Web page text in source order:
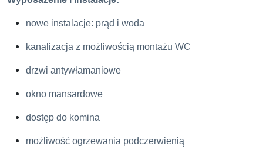
nowe instalacje: prąd i woda
kanalizacja z możliwością montażu WC
drzwi antywłamaniowe
okno mansardowe
dostęp do komina
możliwość ogrzewania podczerwienią